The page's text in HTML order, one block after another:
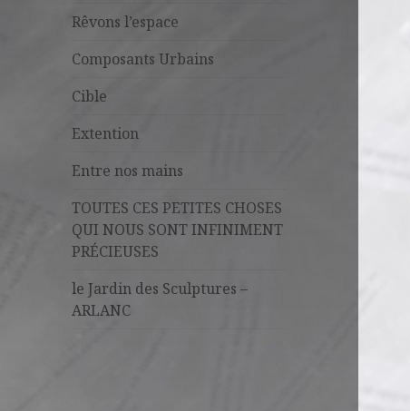
Rêvons l’espace
Composants Urbains
Cible
Extention
Entre nos mains
TOUTES CES PETITES CHOSES
QUI NOUS SONT INFINIMENT
PRÉCIEUSES
le Jardin des Sculptures –
ARLANC